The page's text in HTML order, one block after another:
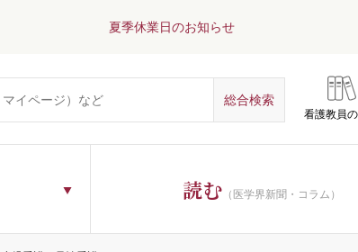
夏季休業日のお知らせ
看護教員
読む （医学界新聞・コラム）